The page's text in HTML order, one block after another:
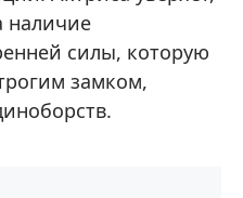
наличие
силы, которую
замком,